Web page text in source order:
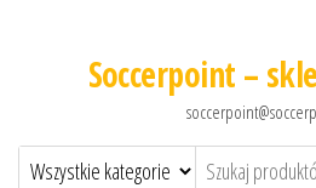
Soccerpoint –